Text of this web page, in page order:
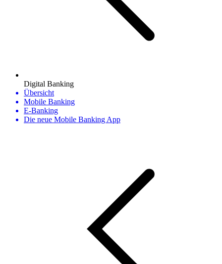
Digital Banking
Übersicht
Mobile Banking
E-Banking
Die neue Mobile Banking App